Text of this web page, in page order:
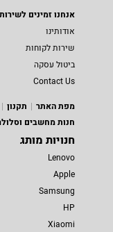
אנחנו זמינים
אודותינו
שירות לקוחות
ביטול עסקה
Contact Us
מפת האתר
תקנון
חנות מחשבים
חנויות מותג
Lenovo
Apple
Samsung
HP
Xiaomi